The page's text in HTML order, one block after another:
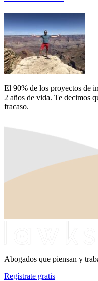
El 90% de los proyectos de
2 años de vida. Te decimos
fracaso.
Abogados que piensan y
Regístrate gratis